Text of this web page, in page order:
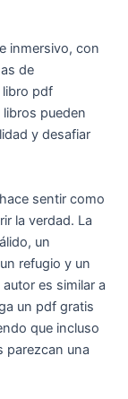
inmersivo, con
de
libro pdf
pueden
y desafiar
sentir como
la verdad. La
un
refugio y un
es similar a
un pdf gratis
que incluso
parezcan una